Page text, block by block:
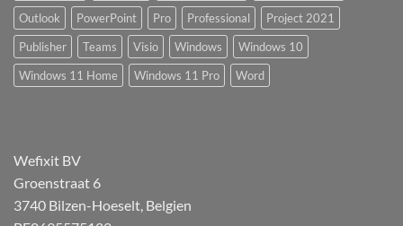
Outlook
PowerPoint Pro Professional
Project 2021
Publisher
Teams Visio Windows
Windows 10
Windows 11 Home
Windows 11 Pro Word
Wefixit BV
Groenstraat 6
3740 Bilzen-Hoeselt, Belgien